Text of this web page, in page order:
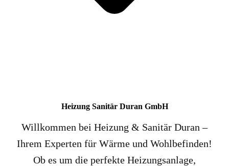
Heizung Sanitär Duran GmbH
Willkommen bei Heizung & Sanitär Duran –
Ihrem Experten für Wärme und Wohlbefinden!
Ob es um die perfekte Heizungsanlage,